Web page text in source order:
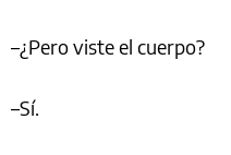
–¿Pero viste el cuerpo?
–Sí.